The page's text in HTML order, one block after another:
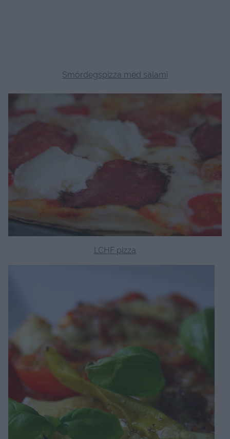
Smördegspizza med salami
LCHF pizza